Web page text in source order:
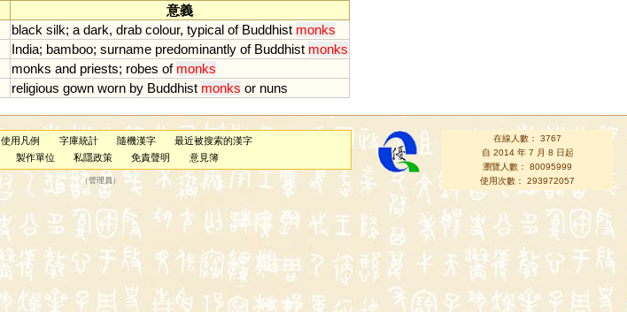
意義
black silk; a dark, drab colour, typical of Buddhist monks
India; bamboo; surname predominantly of Buddhist monks
monks and priests; robes of monks
religious gown worn by Buddhist monks or nuns
使用凡例 字庫統計 隨機漢字
最近被搜索的漢字
製作單位 私隱政策 免責聲明 意見簿
（管理員 ）
在線人數： 3767
自 2014 年 7 月 8 日起
瀏覽人數： 80095999
使用次數： 293972057